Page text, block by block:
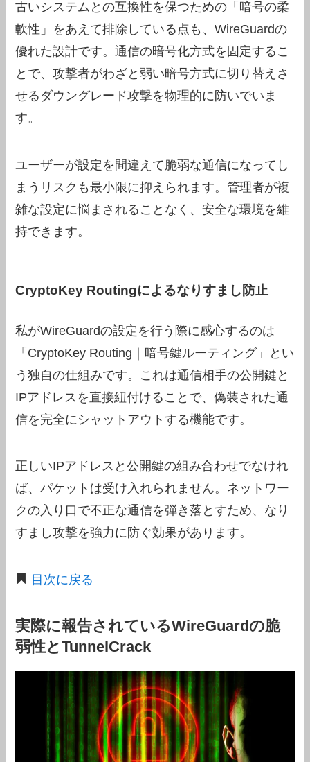
古いシステムとの互換性を保つための「暗号の柔
軟性」をあえて排除している点も、WireGuardの
優れた設計です。通信の暗号化方式を固定するこ
とで、攻撃者がわざと弱い暗号方式に切り替えさ
せるダウングレード攻撃を物理的に防いでいま
す。
ユーザーが設定を間違えて脆弱な通信になってし
まうリスクも最小限に抑えられます。管理者が複
雑な設定に悩まされることなく、安全な環境を維
持できます。
CryptoKey Routingによるなりすまし防止
私がWireGuardの設定を行う際に感心するのは
「CryptoKey Routing｜暗号鍵ルーティング」とい
う独自の仕組みです。これは通信相手の公開鍵と
IPアドレスを直接紐付けることで、偽装された通
信を完全にシャットアウトする機能です。
正しいIPアドレスと公開鍵の組み合わせでなけれ
ば、パケットは受け入れられません。ネットワー
クの入り口で不正な通信を弾き落とすため、なり
すまし攻撃を強力に防ぐ効果があります。
目次に戻る
実際に報告されているWireGuardの脆
弱性とTunnelCrack